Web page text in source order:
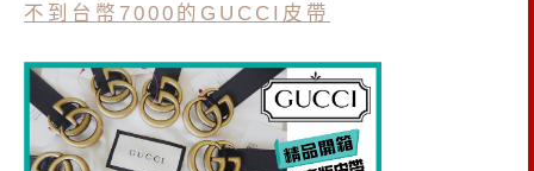
不到台幣7000的GUCCI皮帶